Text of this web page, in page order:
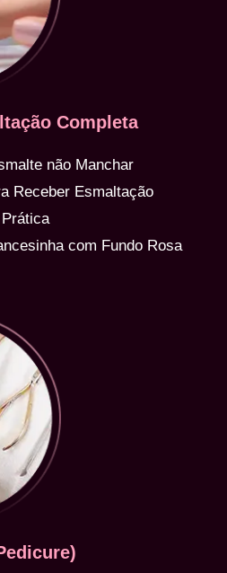
Completa
não Manchar
Receber Esmaltação
com Fundo Rosa